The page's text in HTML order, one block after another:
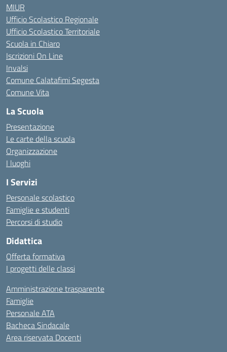
MIUR
Ufficio Scolastico Regionale
Ufficio Scolastico Territoriale
Scuola in Chiaro
Iscrizioni On Line
Invalsi
Comune Calatafimi Segesta
Comune Vita
La Scuola
Presentazione
Le carte della scuola
Organizzazione
I luoghi
I Servizi
Personale scolastico
Famiglie e studenti
Percorsi di studio
Didattica
Offerta formativa
I progetti delle classi
Amministrazione trasparente
Famiglie
Personale ATA
Bacheca Sindacale
Area riservata Docenti